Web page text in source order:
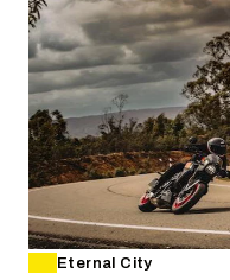
Eternal City